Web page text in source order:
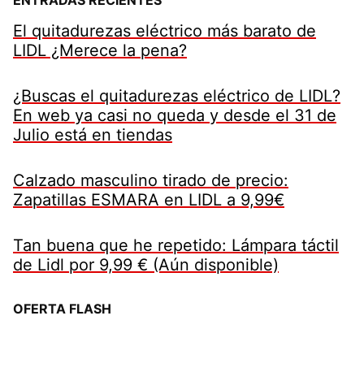
El quitadurezas eléctrico más barato de
LIDL ¿Merece la pena?
¿Buscas el quitadurezas eléctrico de LIDL?
En web ya casi no queda y desde el 31 de
Julio está en tiendas
Calzado masculino tirado de precio:
Zapatillas ESMARA en LIDL a 9,99€
Tan buena que he repetido: Lámpara táctil
de Lidl por 9,99 € (Aún disponible)
OFERTA FLASH